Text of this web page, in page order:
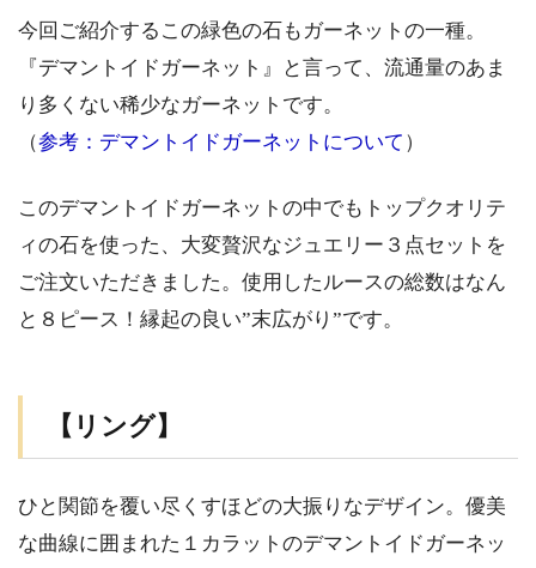
今回ご紹介するこの緑色の石もガーネットの一種。
『デマントイドガーネット』と言って、流通量のあま
り多くない稀少なガーネットです。
（参考：デマントイドガーネットについて ）
このデマントイドガーネットの中でもトップクオリテ
ィの石を使った、大変贅沢なジュエリー３点セットを
ご注文いただきました。使用したルースの総数はなん
と８ピース！縁起の良い”末広がり”です。
【リング】
ひと関節を覆い尽くすほどの大振りなデザイン。優美
な曲線に囲まれた１カラットのデマントイドガーネッ